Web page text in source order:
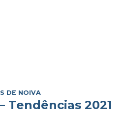
DE NOIVA
Tendências 2021